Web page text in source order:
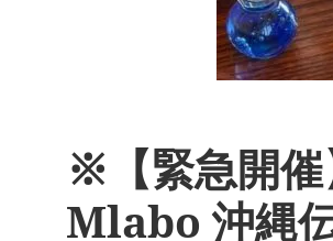
※【緊急開
Mlabo 沖縄